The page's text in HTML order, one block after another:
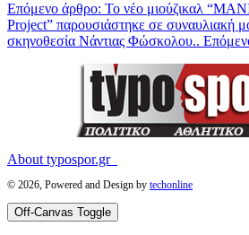
Επόμενο άρθρο: Το νέο μιούζικαλ
Project” παρουσιάστηκε σε συναυλιακή
σκηνοθεσία Νάντιας Φώσκολου..
About typospor.gr
© 2026, Powered and Design by techonline
Off-Canvas Toggle